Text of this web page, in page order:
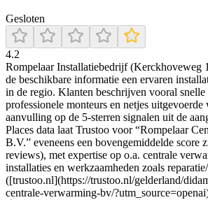
Gesloten
4.2
Rompelaar Installatiebedrijf (Kerckhoveweg
de beschikbare informatie een ervaren
in de regio. Klanten beschrijven vooral
professionele monteurs en netjes uitgevoerde
aanvulling op de 5-sterren signalen uit de
Places data laat Trustoo voor “Rompelaar
B.V.” eveneens een bovengemiddelde score
reviews), met expertise op o.a. centrale
installaties en werkzaamheden zoals
([trustoo.nl](https://trustoo.nl/gelderland/
centrale-verwarming-bv/